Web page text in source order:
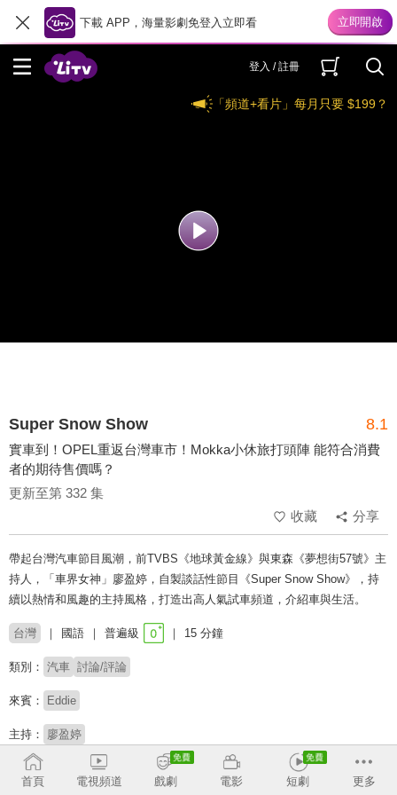
下載 APP，海量影劇免登入立即看
登入 / 註冊
「頻道+看片」每月只要 $199？
Super Snow Show 8.1
實車到！OPEL重返台灣車市！Mokka小休旅打頭陣 能符合消費
者的期待售價嗎？
更新至第 332 集
收藏
分享
帶起台灣汽車節目風潮，前TVBS《地球黃金線》與東森《夢想街57號》主
持人，「車界女神」廖盈婷，自製談話性節目《Super Snow Show》，持
續以熱情和風趣的主持風格，打造出高人氣試車頻道，介紹車與生活。
台灣 國語 普遍級 15 分鐘
類別： 汽車 討論/評論
來賓： Eddie
主持： 廖盈婷
首頁 電視頻道 戲劇 電影 短劇 更多